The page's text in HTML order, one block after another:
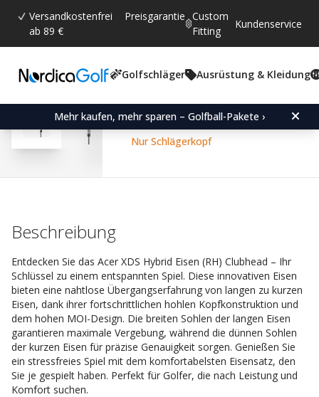
Versandkostenfrei
ab 89 €
Preisgarantie Custom
Fitting
Kundenservice
Golfschläger Ausrüstung & Kleidung
Mehr kaufen, mehr sparen – Golfball-Pakete ›
Durchschnittliche
4.6 (abgegebene bewertungen:
184)
Acer XDS Hybrid Iron
Nur Schlägerkopf
Beschreibung
Entdecken Sie das Acer XDS Hybrid Eisen (RH) Clubhead – Ihr
Schlüssel zu einem entspannten Spiel. Diese innovativen Eisen
bieten eine nahtlose Übergangserfahrung von langen zu kurzen
Eisen, dank ihrer fortschrittlichen hohlen Kopfkonstruktion und
dem hohen MOI-Design. Die breiten Sohlen der langen Eisen
garantieren maximale Vergebung, während die dünnen Sohlen
der kurzen Eisen für präzise Genauigkeit sorgen. Genießen Sie
ein stressfreies Spiel mit dem komfortabelsten Eisensatz, den
Sie je gespielt haben. Perfekt für Golfer, die nach Leistung und
Komfort suchen.